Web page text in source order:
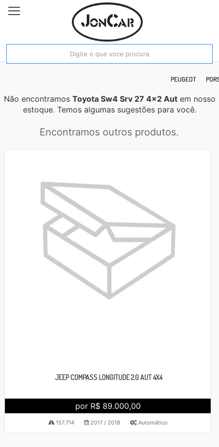
HONDA HYUNDAI JAC
PEUGEOT
Não encontramos Toyota Sw4 Srv 27 4x2 Autem nosso
estoque. Temos algumas sugestões para você.
Encontramos outros produtos.
JEEP COMPASS LONGITUDE 2.0 AUT 4X4
por R$ 89.000,00
157.714 2017 / 2018 Automático